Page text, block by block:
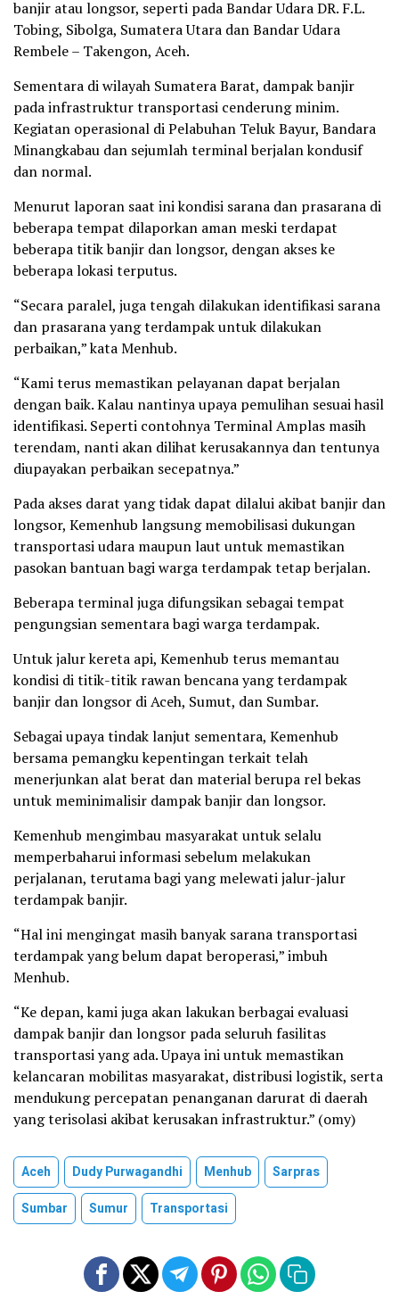
banjir atau longsor, seperti pada Bandar Udara DR. F.L.
Tobing, Sibolga, Sumatera Utara dan Bandar Udara
Rembele – Takengon, Aceh.
Sementara di wilayah Sumatera Barat, dampak banjir
pada infrastruktur transportasi cenderung minim.
Kegiatan operasional di Pelabuhan Teluk Bayur, Bandara
Minangkabau dan sejumlah terminal berjalan kondusif
dan normal.
Menurut laporan saat ini kondisi sarana dan prasarana di
beberapa tempat dilaporkan aman meski terdapat
beberapa titik banjir dan longsor, dengan akses ke
beberapa lokasi terputus.
“Secara paralel, juga tengah dilakukan identifikasi sarana
dan prasarana yang terdampak untuk dilakukan
perbaikan,” kata Menhub.
“Kami terus memastikan pelayanan dapat berjalan
dengan baik. Kalau nantinya upaya pemulihan sesuai hasil
identifikasi. Seperti contohnya Terminal Amplas masih
terendam, nanti akan dilihat kerusakannya dan tentunya
diupayakan perbaikan secepatnya.”
Pada akses darat yang tidak dapat dilalui akibat banjir dan
longsor, Kemenhub langsung memobilisasi dukungan
transportasi udara maupun laut untuk memastikan
pasokan bantuan bagi warga terdampak tetap berjalan.
Beberapa terminal juga difungsikan sebagai tempat
pengungsian sementara bagi warga terdampak.
Untuk jalur kereta api, Kemenhub terus memantau
kondisi di titik-titik rawan bencana yang terdampak
banjir dan longsor di Aceh, Sumut, dan Sumbar.
Sebagai upaya tindak lanjut sementara, Kemenhub
bersama pemangku kepentingan terkait telah
menerjunkan alat berat dan material berupa rel bekas
untuk meminimalisir dampak banjir dan longsor.
Kemenhub mengimbau masyarakat untuk selalu
memperbaharui informasi sebelum melakukan
perjalanan, terutama bagi yang melewati jalur-jalur
terdampak banjir.
“Hal ini mengingat masih banyak sarana transportasi
terdampak yang belum dapat beroperasi,” imbuh
Menhub.
“Ke depan, kami juga akan lakukan berbagai evaluasi
dampak banjir dan longsor pada seluruh fasilitas
transportasi yang ada. Upaya ini untuk memastikan
kelancaran mobilitas masyarakat, distribusi logistik, serta
mendukung percepatan penanganan darurat di daerah
yang terisolasi akibat kerusakan infrastruktur.” (omy)
Aceh Dudy Purwagandhi Menhub
Sarpras
Sumbar
Sumur Transportasi